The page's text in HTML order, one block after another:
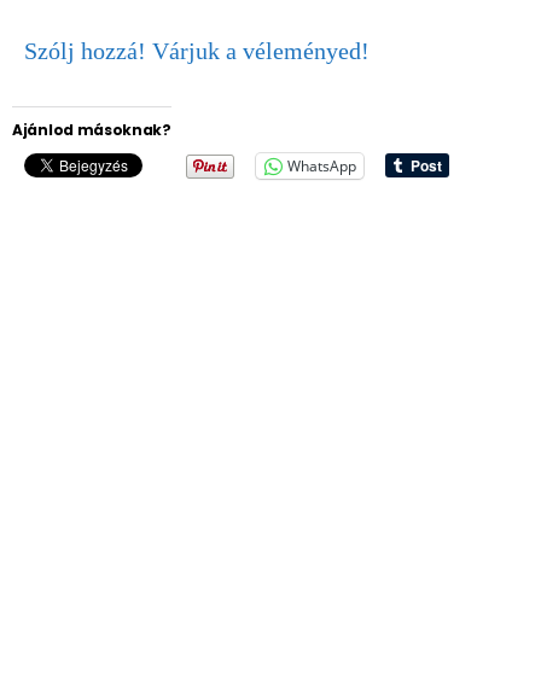
Szólj hozzá! Várjuk a véleményed!
Ajánlod másoknak?
WhatsApp